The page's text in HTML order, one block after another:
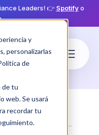
y
personalizarlas
de
de tu
web. Se usará
recordar tu
Leaders! 👉 Spotifyo
Compliance Automotriz: Obligaciones Ley 27693 para Venta de Autos